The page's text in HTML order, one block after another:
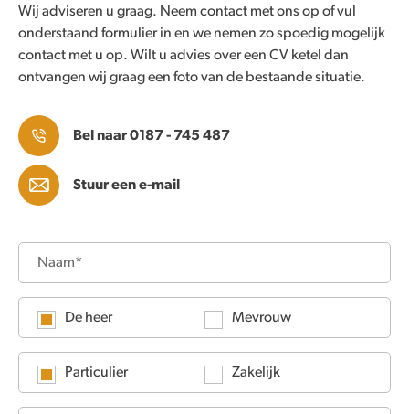
Wij adviseren u graag. Neem contact met ons op of vul
onderstaand formulier in en we nemen zo spoedig mogelijk
contact met u op. Wilt u advies over een CV ketel dan
ontvangen wij graag een foto van de bestaande situatie.
Bel naar 0187 - 745 487
Stuur een e-mail
De heer Mevrouw
Particulier Zakelijk